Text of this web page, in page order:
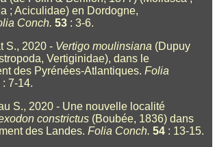
; Aciculidae) en Dordogne,
Conch. 53 : 3-6.
S., 2020 - Vertigo moulinsiana (Dupuy
Vertiginidae), dans le
des Pyrénées-Atlantiques.Folia
: 7-14.
S., 2020 - Une nouvelle localité
constrictus (Boubée, 1836) dans
des Landes.Folia Conch. 54 : 13-15.